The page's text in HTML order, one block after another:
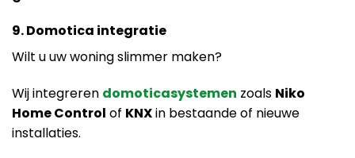
9. Domotica integratie
Wilt u uw woning slimmer maken?
Wij integreren domoticasystemen zoals Niko
Home Control of KNXin bestaande of nieuwe
installaties.